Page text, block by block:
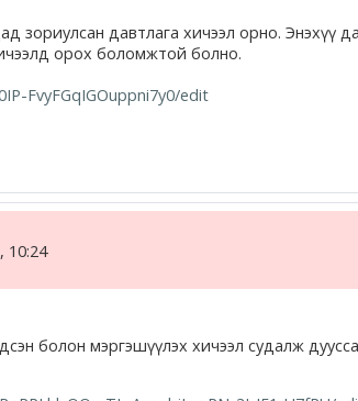
зориулсан давтлага хичээл орно. Энэхүү
орох боломжтой болно.
FvyFGqIGOuppni7y0/edit
10:24
болон мэргэшүүлэх хичээл судалж